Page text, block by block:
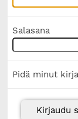
Salasana
Pidä minut